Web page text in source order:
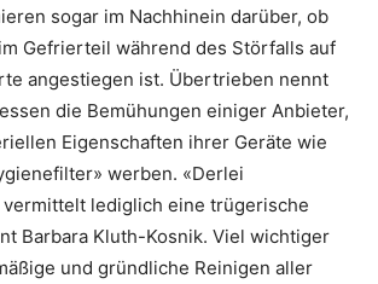
sogar im Nachhinein darüber, ob
Gefrierteil während des Störfalls auf
angestiegen ist. Übertrieben nennt
die Bemühungen einiger Anbieter,
Eigenschaften ihrer Geräte wie
werben. «Derlei
vermittelt lediglich eine trügerische
Barbara Kluth-Kosnik. Viel wichtiger
und gründliche Reinigen aller